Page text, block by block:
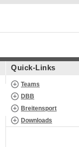
Quick-Links
Teams
DBB
Breitensport
Downloads